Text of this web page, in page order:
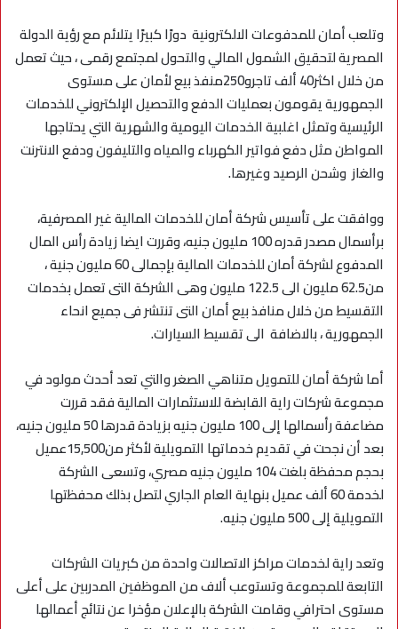
وتلعب أمان للمدفوعات الالكترونية دورًا كبيرًا يتلائم مع رؤية الدولة
المصرية لتحقيق الشمول المالي والتحول لمجتمع رقمى ، حيث تعمل
من خلال اكثر40 ألف تاجرو250منفذ بيع لأمان على مستوى
الجمهورية يقومون بعمليات الدفع والتحصيل الإلكتروني للخدمات
الرئيسية وتمثل اغلبية الخدمات اليومية والشهرية التي يحتاجها
المواطن مثل دفع فواتير الكهرباء والمياه والتليفون ودفع الانترنت
والغاز وشحن الرصيد وغيرها.
ووافقت على تأسيس شركة أمان للخدمات المالية غير المصرفية،
برأسمال مصدر قدره 100 مليون جنيه، وقررت ايضا زيادة رأس المال
المدفوع لشركة أمان للخدمات المالية بإجمالى 60 مليون جنية ،
من62.5 مليون الى 122.5 مليون وهى الشركة التى تعمل بخدمات
التقسيط من خلال منافذ بيع أمان التى تنتشر فى جميع انحاء
الجمهورية ، بالاضافة الى تقسيط السيارات.
أما شركة أمان للتمويل متناهي الصغر والتي تعد أحدث مولود في
مجموعة شركات راية القابضة للاستثمارات المالية فقد قررت
مضاعفة رأسمالها إلى 100 مليون جنيه بزيادة قدرها 50 مليون جنيه،
بعد أن نجحت في تقديم خدماتها التمويلية لأكثر من15,500عميل
بحجم محفظة بلغت 104 مليون جنيه مصري، وتسعى الشركة
لخدمة 60 ألف عميل بنهاية العام الجاري لتصل بذلك محفظتها
التمويلية إلى 500 مليون جنيه.
وتعد راية لخدمات مراكز الاتصالات واحدة من كبريات الشركات
التابعة للمجموعة وتستوعب ألاف من الموظفين المدربين على أعلى
مستوى احترافي وقامت الشركة بالإعلان مؤخرا عن نتائج أعمالها